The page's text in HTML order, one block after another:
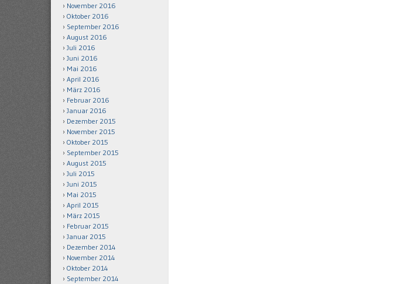
November 2016
Oktober 2016
September 2016
August 2016
Juli 2016
Juni 2016
Mai 2016
April 2016
März 2016
Februar 2016
Januar 2016
Dezember 2015
November 2015
Oktober 2015
September 2015
August 2015
Juli 2015
Juni 2015
Mai 2015
April 2015
März 2015
Februar 2015
Januar 2015
Dezember 2014
November 2014
Oktober 2014
September 2014